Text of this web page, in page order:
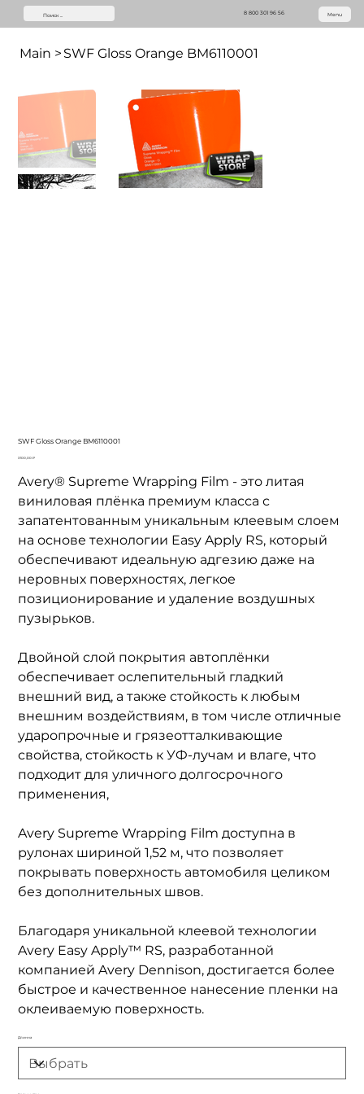
8 800 301 96 56 Menu
Main > SWF Gloss Orange BM6110001
SWF Gloss Orange BM6110001
Цена
3 100,00 ₽
Avery® Supreme Wrapping Film - это литая
виниловая плёнка премиум класса с
запатентованным уникальным клеевым слоем
на основе технологии Easy Apply RS, который
обеспечивают идеальную адгезию даже на
неровных поверхностях, легкое
позиционирование и удаление воздушных
пузырьков.
Двойной слой покрытия автоплёнки
обеспечивает ослепительный гладкий
внешний вид, а также стойкость к любым
внешним воздействиям, в том числе отличные
ударопрочные и грязеотталкивающие
свойства, стойкость к УФ-лучам и влаге, что
подходит для уличного долгосрочного
применения,
Avery Supreme Wrapping Film доступна в
рулонах шириной 1,52 м, что позволяет
покрывать поверхность автомобиля целиком
без дополнительных швов.
Благодаря уникальной клеевой технологии
Avery Easy Apply™ RS, разработанной
компанией Avery Dennison, достигается более
быстрое и качественное нанесение пленки на
оклеиваемую поверхность.
Длинна